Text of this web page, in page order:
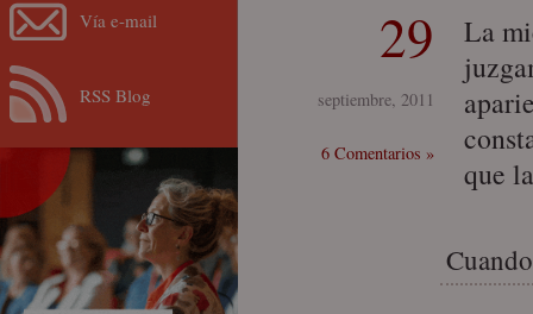
29
septiembre, 2011
6 Comentarios »
La
que
Vía e-mail
RSS Blog